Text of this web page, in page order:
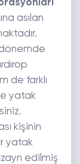
asılan
de farklı
yatak
kişinin
yatak
edilmiş